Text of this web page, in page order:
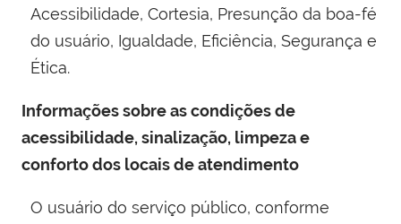
Acessibilidade, Cortesia, Presunção da boa-fé
do usuário, Igualdade, Eficiência, Segurança e
Ética.
Informações sobre as condições de
acessibilidade, sinalização, limpeza e
conforto dos locais de atendimento
O usuário do serviço público, conforme